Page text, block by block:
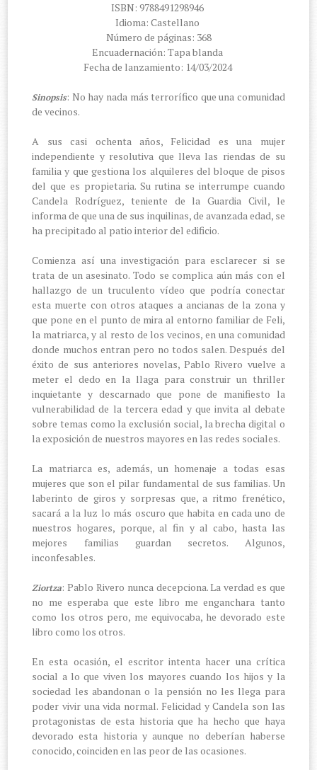
ISBN: 9788491298946
Idioma: Castellano
Número de páginas: 368
Encuadernación: Tapa blanda
Fecha de lanzamiento: 14/03/2024
Sinopsis: No hay nada más terrorífico que una comunidad
de vecinos.
A sus casi ochenta años, Felicidad es una mujer
independiente y resolutiva que lleva las riendas de su
familia y que gestiona los alquileres del bloque de pisos
del que es propietaria. Su rutina se interrumpe cuando
Candela Rodríguez, teniente de la Guardia Civil, le
informa de que una de sus inquilinas, de avanzada edad, se
ha precipitado al patio interior del edificio.
Comienza así una investigación para esclarecer si se
trata de un asesinato. Todo se complica aún más con el
hallazgo de un truculento vídeo que podría conectar
esta muerte con otros ataques a ancianas de la zona y
que pone en el punto de mira al entorno familiar de Feli,
la matriarca, y al resto de los vecinos, en una comunidad
donde muchos entran pero no todos salen. Después del
éxito de sus anteriores novelas, Pablo Rivero vuelve a
meter el dedo en la llaga para construir un thriller
inquietante y descarnado que pone de manifiesto la
vulnerabilidad de la tercera edad y que invita al debate
sobre temas como la exclusión social, la brecha digital o
la exposición de nuestros mayores en las redes sociales.
La matriarca es, además, un homenaje a todas esas
mujeres que son el pilar fundamental de sus familias. Un
laberinto de giros y sorpresas que, a ritmo frenético,
sacará a la luz lo más oscuro que habita en cada uno de
nuestros hogares, porque, al fin y al cabo, hasta las
mejores familias guardan secretos. Algunos,
inconfesables.
Ziortza: Pablo Rivero nunca decepciona. La verdad es que
no me esperaba que este libro me enganchara tanto
como los otros pero, me equivocaba, he devorado este
libro como los otros.
En esta ocasión, el escritor intenta hacer una crítica
social a lo que viven los mayores cuando los hijos y la
sociedad les abandonan o la pensión no les llega para
poder vivir una vida normal. Felicidad y Candela son las
protagonistas de esta historia que ha hecho que haya
devorado esta historia y aunque no deberían haberse
conocido, coinciden en las peor de las ocasiones.